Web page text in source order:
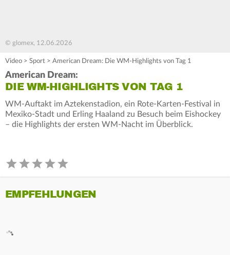
© glomex, 12.06.2026
Video > Sport > American Dream: Die WM-Highlights von Tag 1
American Dream:
DIE WM-HIGHLIGHTS VON TAG 1
WM-Auftakt im Aztekenstadion, ein Rote-Karten-Festival in
Mexiko-Stadt und Erling Haaland zu Besuch beim Eishockey
– die Highlights der ersten WM-Nacht im Überblick.
EMPFEHLUNGEN